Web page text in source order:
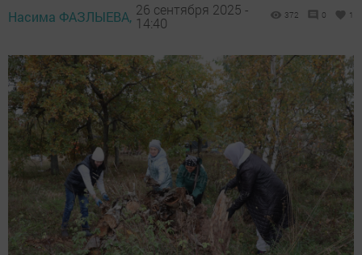
Насима ФАЗЛЫЕВА, 26 сентября 2025 -
14:40
372 0 1